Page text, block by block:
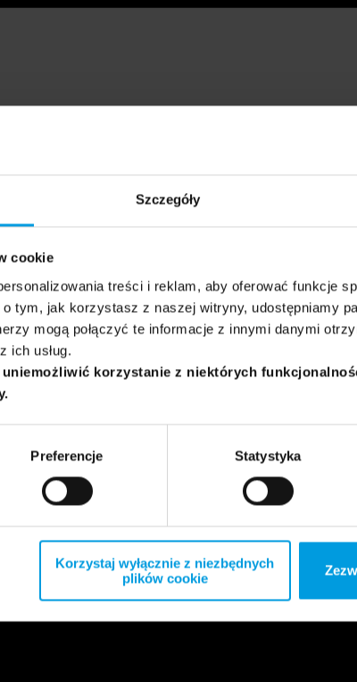
Szczegóły
cookie
treści i reklam, aby oferować funkcje
tym, jak korzystasz z naszej witryny, udostępniamy
mogą połączyć te informacje z innymi danymi
ich usług.
korzystanie z niektórych
Preferencje Statystyka
Korzystaj wyłącznie z niezbędnych
plików cookie